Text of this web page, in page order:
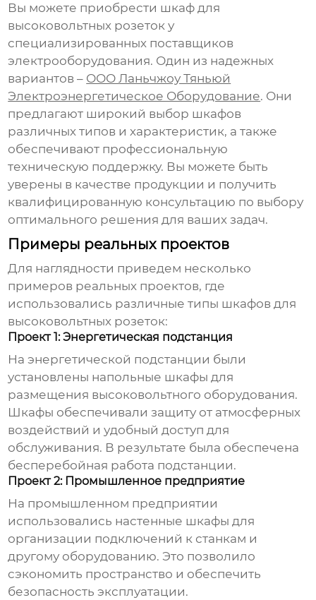
Вы можете приобрести шкаф для
высоковольтных розеток у
специализированных поставщиков
электрооборудования. Один из надежных
вариантов – ООО Ланьчжоу Тяньюй
Электроэнергетическое Оборудование. Они
предлагают широкий выбор шкафов
различных типов и характеристик, а также
обеспечивают профессиональную
техническую поддержку. Вы можете быть
уверены в качестве продукции и получить
квалифицированную консультацию по выбору
оптимального решения для ваших задач.
Примеры реальных проектов
Для наглядности приведем несколько
примеров реальных проектов, где
использовались различные типы шкафов для
высоковольтных розеток:
Проект 1: Энергетическая подстанция
На энергетической подстанции были
установлены напольные шкафы для
размещения высоковольтного оборудования.
Шкафы обеспечивали защиту от атмосферных
воздействий и удобный доступ для
обслуживания. В результате была обеспечена
бесперебойная работа подстанции.
Проект 2: Промышленное предприятие
На промышленном предприятии
использовались настенные шкафы для
организации подключений к станкам и
другому оборудованию. Это позволило
сэкономить пространство и обеспечить
безопасность эксплуатации.